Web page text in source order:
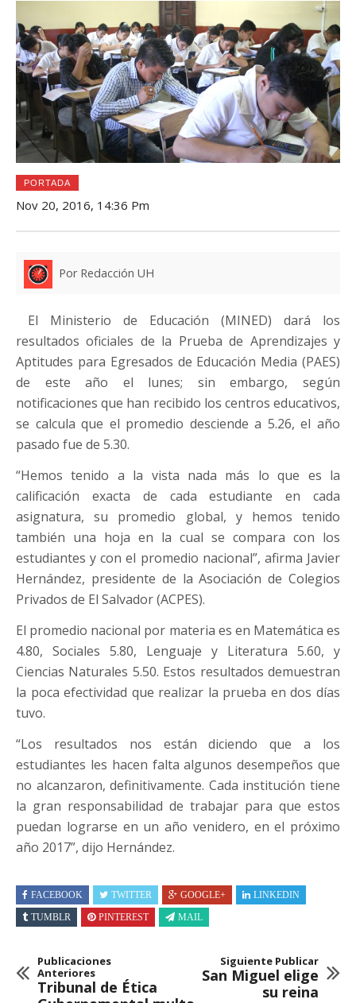
PORTADA
Nov 20, 2016, 14:36 Pm
Por Redacción UH
El Ministerio de Educación (MINED) dará los
resultados oficiales de la Prueba de Aprendizajes y
Aptitudes para Egresados de Educación Media (PAES)
de este año el lunes; sin embargo, según
notificaciones que han recibido los centros educativos,
se calcula que el promedio desciende a 5.26, el año
pasado fue de 5.30.
“Hemos tenido a la vista nada más lo que es la
calificación exacta de cada estudiante en cada
asignatura, su promedio global, y hemos tenido
también una hoja en la cual se compara con los
estudiantes y con el promedio nacional”, afirma Javier
Hernández, presidente de la Asociación de Colegios
Privados de El Salvador (ACPES).
El promedio nacional por materia es en Matemática es
4.80, Sociales 5.80, Lenguaje y Literatura 5.60, y
Ciencias Naturales 5.50. Estos resultados demuestran
la poca efectividad que realizar la prueba en dos días
tuvo.
“Los resultados nos están diciendo que a los
estudiantes les hacen falta algunos desempeños que
no alcanzaron, definitivamente. Cada institución tiene
la gran responsabilidad de trabajar para que estos
puedan lograrse en un año venidero, en el próximo
año 2017”, dijo Hernández.
FACEBOOK TWITTER GOOGLE+
LINKEDIN
TUMBLR
PINTEREST MAIL
Publicaciones
Anteriores
Tribunal de Ética
Siguiente Publicar
San Miguel elige
su reina